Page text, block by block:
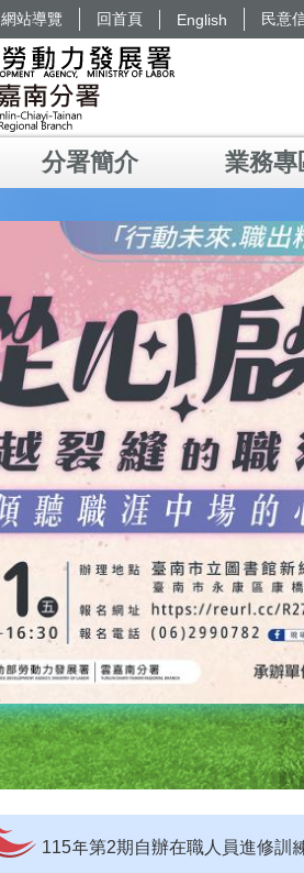
網站導覽 回首頁 English 民意
分署簡介 業務專
【即測即評】115年度第4梯次未